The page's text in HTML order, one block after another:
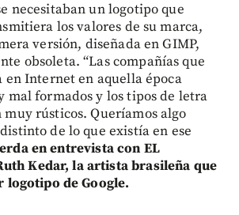
necesitaban un logotipo que
los valores de su marca,
versión, diseñada en GIMP,
obsoleta. “Las compañías que
en Internet en aquella época
mal formados y los tipos de letra
muy rústicos. Queríamos algo
de lo que existía en ese
en entrevista con EL
Kedar, la artista brasileña que
de Google.